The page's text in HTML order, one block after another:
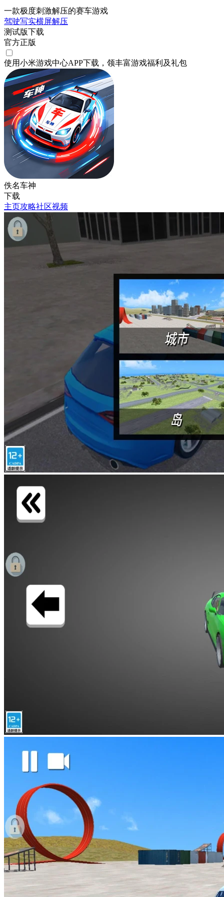
一款极度刺激解压的赛车游戏
驾驶写实横屏解压
测试版下载
官方正版
使用小米游戏中心APP下载 ，领丰富游戏福利 及礼包
佚名车神
下载
主页攻略社区视频